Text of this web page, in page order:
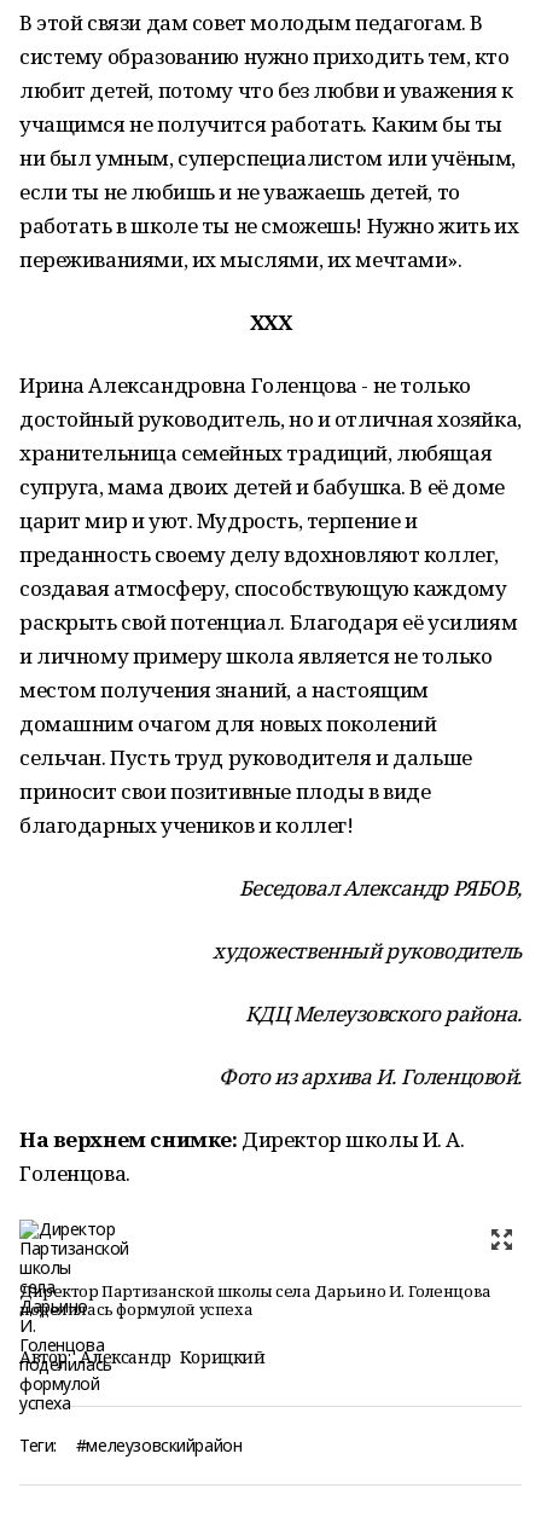
В этой связи дам совет молодым педагогам. В
систему образованию нужно приходить тем, кто
любит детей, потому что без любви и уважения к
учащимся не получится работать. Каким бы ты
ни был умным, суперспециалистом или учёным,
если ты не любишь и не уважаешь детей, то
работать в школе ты не сможешь! Нужно жить их
переживаниями, их мыслями, их мечтами».
ХХХ
Ирина Александровна Голенцова - не только
достойный руководитель, но и отличная хозяйка,
хранительница семейных традиций, любящая
супруга, мама двоих детей и бабушка. В её доме
царит мир и уют. Мудрость, терпение и
преданность своему делу вдохновляют коллег,
создавая атмосферу, способствующую каждому
раскрыть свой потенциал. Благодаря её усилиям
и личному примеру школа является не только
местом получения знаний, а настоящим
домашним очагом для новых поколений
сельчан. Пусть труд руководителя и дальше
приносит свои позитивные плоды в виде
благодарных учеников и коллег!
Беседовал Александр РЯБОВ,
художественный руководитель
КДЦ Мелеузовского района.
Фото из архива И. Голенцовой.
На верхнем снимке: Директор школы И. А.
Голенцова.
Директор Партизанской школы села Дарьино И. Голенцова
поделилась формулой успеха
Автор: Александр Корицкий
Теги: #мелеузовскийрайон